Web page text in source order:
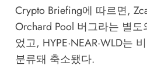
Crypto Briefing에 따르면,
Orchard Pool 버그라는 별
었고, HYPE·NEAR·WLD는
분류돼 축소됐다.